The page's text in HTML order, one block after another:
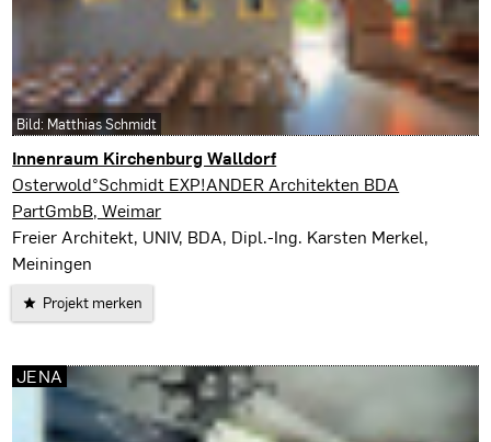
Innenraum Kirchenburg Walldorf
Walldorf
Osterwold°Schmidt EXP!ANDER Architekten BDA
PartGmbB, Weimar
Freier Architekt, UNIV, BDA, Dipl.-Ing. Karsten Merkel,
Meiningen
Projekt merken
Bild: Matthias Schmidt
JENA